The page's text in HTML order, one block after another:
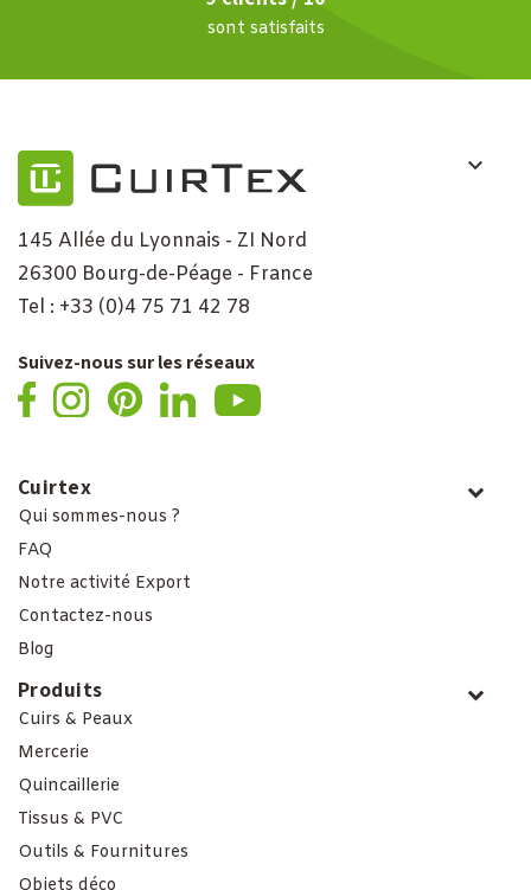
sont satisfaits
145 Allée du Lyonnais - ZI Nord
26300 Bourg-de-Péage - France
Tel : +33 (0)4 75 71 42 78
Suivez-nous sur les réseaux
Cuirtex
Qui sommes-nous ?
FAQ
Notre activité Export
Contactez-nous
Blog
Produits
Cuirs & Peaux
Mercerie
Quincaillerie
Tissus & PVC
Outils & Fournitures